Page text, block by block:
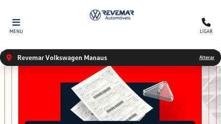
MENU LIGAR
Revemar Volkswagen Manaus Alterar